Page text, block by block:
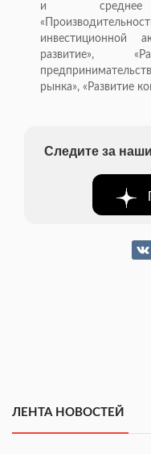
и среднее
инвестиционной
развитие»,
рынка», «Развитие
Следите за
ЛЕНТА НОВОСТЕЙ